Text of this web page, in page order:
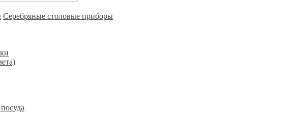
Cеребряные столовые приборы